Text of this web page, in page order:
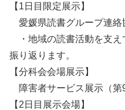
【1日目限定展示】
愛媛県読書グループ連絡
・地域の読書活動を支え
振り返ります。
【分科会会場展示】
障害者サービス展示（第9
【2日目展示会場】